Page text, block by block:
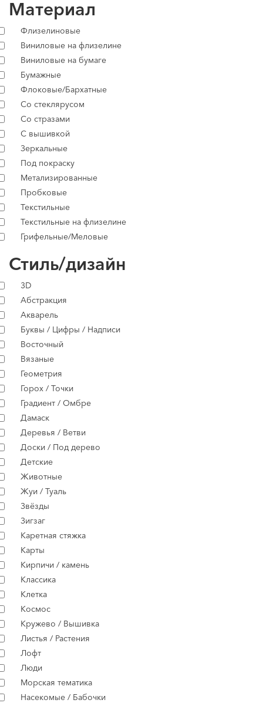
Материал
Флизелиновые
Виниловые на флизелине
Виниловые на бумаге
Бумажные
Флоковые/Бархатные
Со стеклярусом
Со стразами
С вышивкой
Зеркальные
Под покраску
Метализированные
Пробковые
Текстильные
Текстильные на флизелине
Грифельные/Меловые
Стиль/дизайн
3D
Абстракция
Акварель
Буквы / Цифры / Надписи
Восточный
Вязаные
Геометрия
Горох / Точки
Градиент / Омбре
Дамаск
Деревья / Ветви
Доски / Под дерево
Детские
Животные
Жуи / Туаль
Звёзды
Зигзаг
Каретная стяжка
Карты
Кирпичи / камень
Классика
Клетка
Космос
Кружево / Вышивка
Листья / Растения
Лофт
Люди
Морская тематика
Насекомые / Бабочки